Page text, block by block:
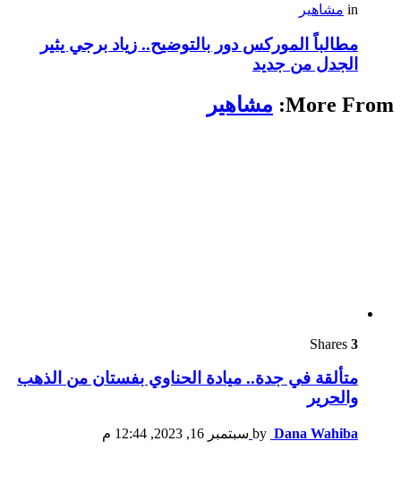
in مشاهير
مطالباً الموركس دور بالتوضيح.. زياد برجي يثير
الجدل من جديد
More From: مشاهير
3
متألقة في جدة.. ميادة الحناوي بفستان من الذهب
والحرير
by Dana Wahiba سبتمبر 16, 2023, 12:44 م